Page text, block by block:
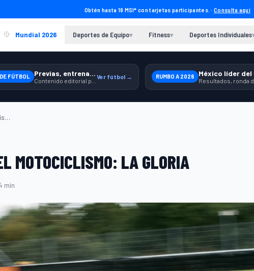
Obtén hasta 18 MSI* con tarjetas participantes. ·Consulta aquí
Mundial 2026 Deportes de Equipo▾ Fitness▾ Deportes Individuales
FÚTBOL Previas, entrenamiento y producto Ver fútbol → RUMBO A 2026
Grandes torneos del motociclismo: La glo...
MOTOCICLISMO: LA GLORIA
min